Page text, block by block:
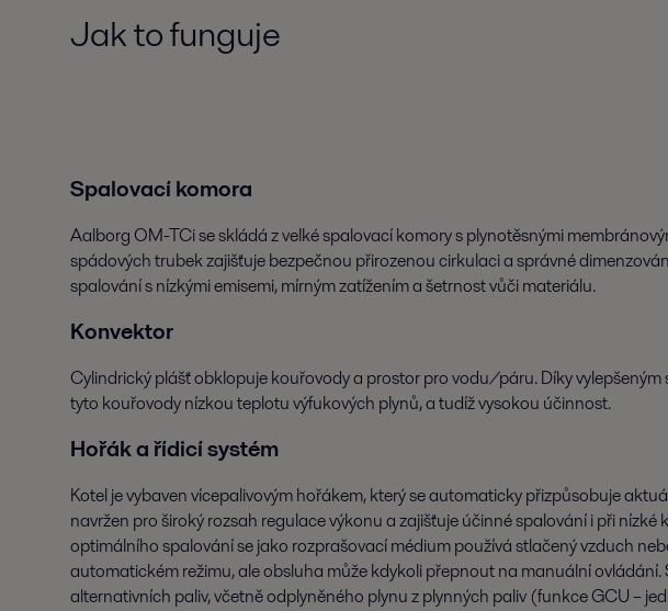
Jak to funguje
Spalovací komora
Aalborg OM-TCi se skládá z velké spalovací komory s plynotěsnými
spádových trubek zajišťuje bezpečnou přirozenou cirkulaci a správné
spalování s nízkými emisemi, mírným zatížením a šetrnost vůči materiálu.
Konvektor
Cylindrický plášť obklopuje kouřovody a prostor pro vodu/páru. Díky
tyto kouřovody nízkou teplotu výfukových plynů, a tudíž vysokou účinnost.
Hořák a řídicí systém
Kotel je vybaven vícepalivovým hořákem, který se automaticky přizpůsobuje
navržen pro široký rozsah regulace výkonu a zajišťuje účinné spalování i při
optimálního spalování se jako rozprašovací médium používá stlačený vzduch
automatickém režimu, ale obsluha může kdykoli přepnout na manuální
alternativních paliv, včetně odplyněného plynu z plynných paliv (funkce GCU –